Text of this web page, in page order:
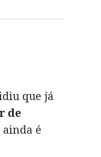
que já
de
é